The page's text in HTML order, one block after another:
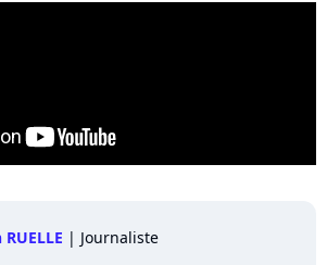
| Journaliste